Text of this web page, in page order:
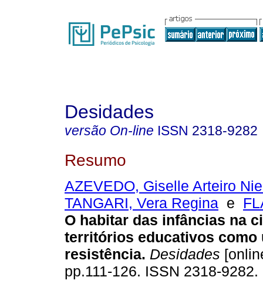
Desidades
versão On-line ISSN 2318-9282
Resumo
AZEVEDO, Giselle Arteiro
TANGARI, Vera Regina e
O habitar das infâncias na
territórios educativos como
resistência. Desidades
pp.111-126. ISSN 2318-9282.